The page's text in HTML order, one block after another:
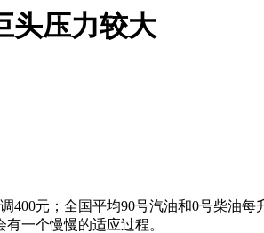
头压力较大
元；全国平均90号汽油和0号柴油每
一个慢慢的适应过程。